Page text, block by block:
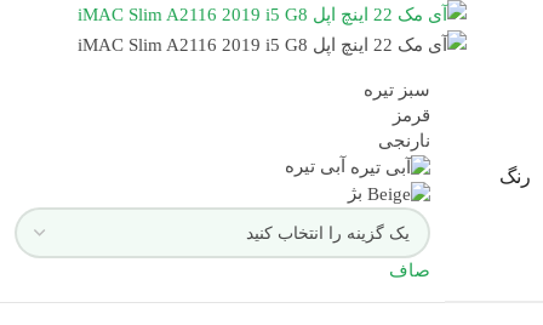
رنگ
سبز تیره
قرمز
نارنجی
آبی تیره
بژ
صاف